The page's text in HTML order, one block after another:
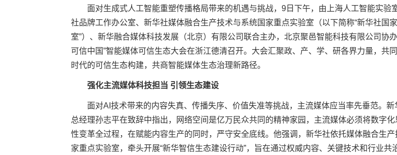
面对生成式人工智能重塑传播格局带来的机遇与挑战，9日下午，由上海人工智能实验
社品牌工作办公室、新华社媒体融合生产技术与系统国家重点实验室（以下简称“新华社国
室”）、新华融合媒体科技发展（北京）有限公司联合主办，北京聚邑智能科技有限公司协办
可信中国”智能媒体可信生态大会在浙江德清召开。大会汇聚政、产、学、研各界力量，共
时代的可信生态构建，共商智能媒体生态治理新路径。
强化主流媒体科技担当 引领生态建设
面对AI技术带来的内容失真、传播失序、价值失准等挑战，主流媒体应当率先垂范。新
总经理孙志平在致辞中指出，网络空间是亿万民众共同的精神家园，主流媒体必须将数字
性变革全过程，在赋能内容生产的同时，严守安全底线。他强调，新华社依托媒体融合生产
家重点实验室，牵头开展“新华智信生态建设行动”，旨在通过权威内容、关键技术和行业共